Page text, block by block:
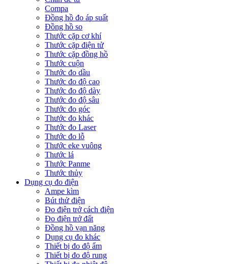
Compa
Đồng hồ đo áp suất
Đồng hồ so
Thước cặp cơ khí
Thước cặp điện tử
Thước cặp đồng hồ
Thước cuộn
Thước đo dầu
Thước đo độ cao
Thước đo độ dày
Thước đo độ sâu
Thước đo góc
Thước đo khác
Thước đo Laser
Thước đo lỗ
Thước eke vuông
Thước lá
Thước Panme
Thước thủy
Dụng cụ đo điện
Ampe kìm
Bút thử điện
Đo điện trở cách điện
Đo điện trở đất
Đồng hồ vạn năng
Dụng cụ đo khác
Thiết bị đo độ ẩm
Thiết bị đo độ rung